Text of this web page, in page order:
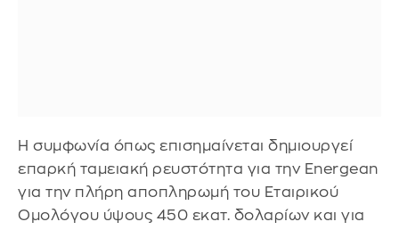
Η συμφωνία όπως επισημαίνεται δημιουργεί
επαρκή ταμειακή ρευστότητα για την Energean
για την πλήρη αποπληρωμή του Εταιρικού
Ομολόγου ύψους 450 εκατ. δολαρίων και για